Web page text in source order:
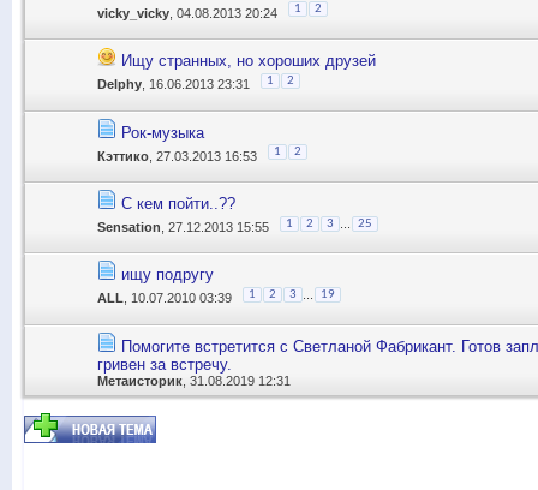
vicky_vicky , 04.08.2013 20:24 1 2
Ищу странных, но хороших друзей
Delphy , 16.06.2013 23:31 1 2
Рок-музыка
Кэттико , 27.03.2013 16:53 1 2
С кем пойти..??
Sensation , 27.12.2013 15:55 1 2 3 25
ищу подругу
ALL , 10.07.2010 03:39 1 2 3 19
Помогите встретится с Светланой Фабрикант. Готов
гривен за встречу.
Метаисторик , 31.08.2019 12:31